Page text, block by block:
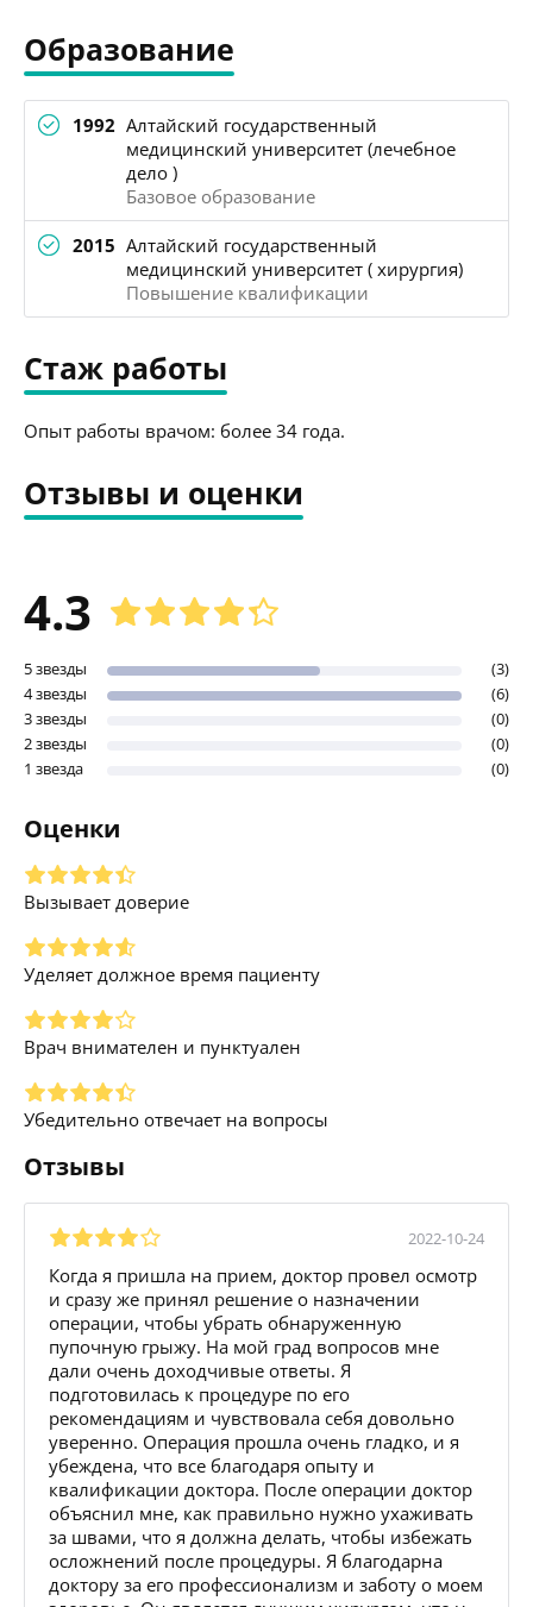
Образование
1992 Алтайский государственный
медицинский университет (лечебное
дело )
Базовое образование
2015 Алтайский государственный
медицинский университет ( хирургия)
Повышение квалификации
Стаж работы
Опыт работы врачом: более 34 года.
Отзывы и оценки
4.3
5 звезды
(3)
4 звезды
(6)
3 звезды
(0)
2 звезды
(0)
1 звезда
(0)
Оценки
Вызывает доверие
Уделяет должное время пациенту
Врач внимателен и пунктуален
Убедительно отвечает на вопросы
Отзывы
2022-10-24
Когда я пришла на прием, доктор провел осмотр
и сразу же принял решение о назначении
операции, чтобы убрать обнаруженную
пупочную грыжу. На мой град вопросов мне
дали очень доходчивые ответы. Я
подготовилась к процедуре по его
рекомендациям и чувствовала себя довольно
уверенно. Операция прошла очень гладко, и я
убеждена, что все благодаря опыту и
квалификации доктора. После операции доктор
объяснил мне, как правильно нужно ухаживать
за швами, что я должна делать, чтобы избежать
осложнений после процедуры. Я благодарна
доктору за его профессионализм и заботу о моем